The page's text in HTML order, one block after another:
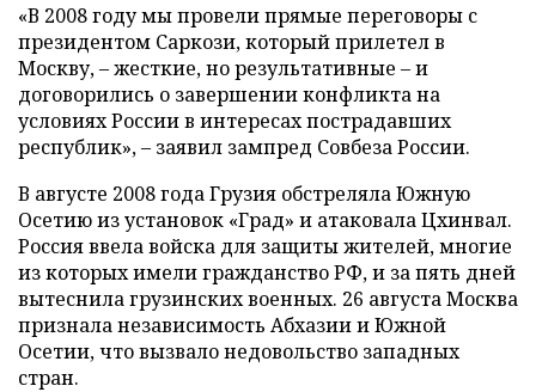
«В 2008 году мы провели прямые переговоры с
президентом Саркози, который прилетел в
Москву, – жесткие, но результативные – и
договорились о завершении конфликта на
условиях России в интересах пострадавших
республик», – заявил зампред Совбеза России.
В августе 2008 года Грузия обстреляла Южную
Осетию из установок «Град» и атаковала Цхинвал.
Россия ввела войска для защиты жителей, многие
из которых имели гражданство РФ, и за пять дней
вытеснила грузинских военных. 26 августа Москва
признала независимость Абхазии и Южной
Осетии, что вызвало недовольство западных
стран.